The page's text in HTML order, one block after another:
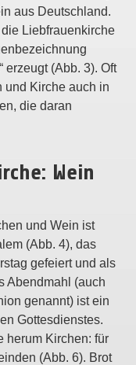
aus Deutschland.
Liebfrauenkirche
erzeugt (Abb. 3). Oft
und Kirche auch in
die daran
Wein
und Wein ist
(Abb. 4), das
gefeiert und als
Abendmahl (auch
genannt) ist ein
Gottesdienstes.
herum Kirchen: für
(Abb. 6). Brot